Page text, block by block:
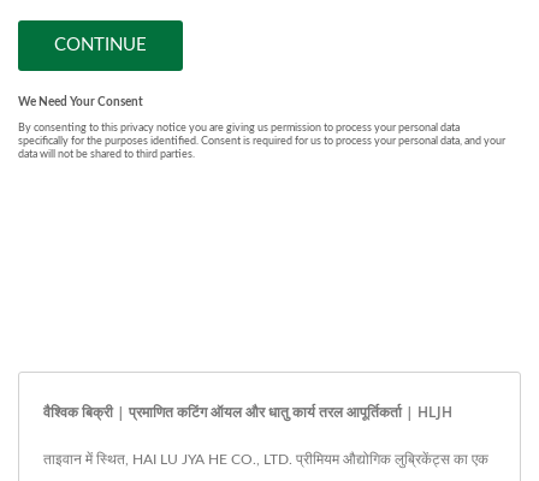
वैश्विक बिक्री | प्रमाणित कटिंग ऑयल और धातु कार्य तरल आपूर्तिकर्ता | HLJH
ताइवान में स्थित, HAI LU JYA HE CO., LTD. प्रीमियम औद्योगिक लुब्रिकेंट्स का एक